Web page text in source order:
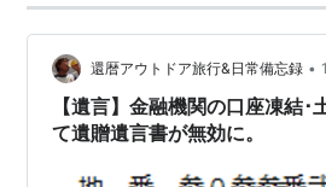
還暦アウトドア旅行&日常備忘録 •
【遺言】金融機関の口座凍結･
て遺贈遺言書が無効に。